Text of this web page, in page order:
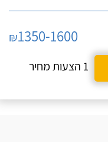
₪1350-1600
1 הצעות מחיר